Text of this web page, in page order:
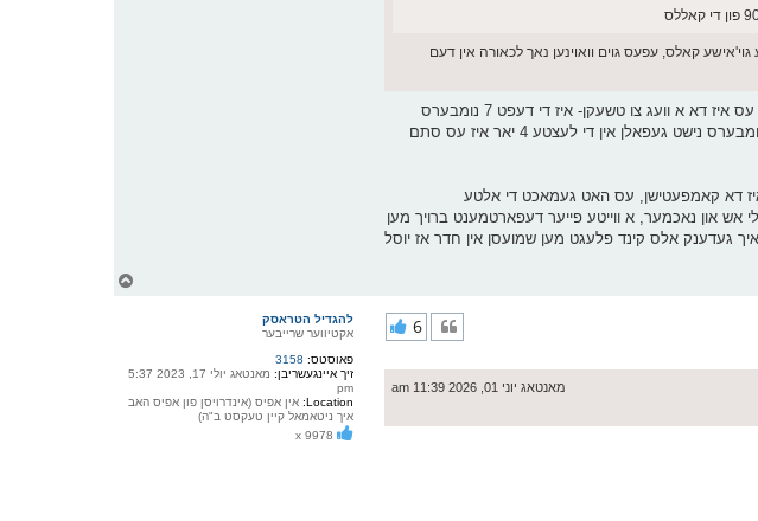
אלע גוי'אישע קאלס, עפעס גוים וואוינען נאך לכאורה אין דעם
דארפסט אויך רעכענען אז מצילי אש קאווערט לכאורה פיל א גרעסערע געגנט ווי ברוער, אויך -איך ווייס נישט אויב עס איז דא א וועג צו טשעקן- איז די דעפט 7 נומבערס
געפאלן זינט מצילי אש האט זיך אויפגעשטעלט? אויטאמאטישע אלארמס איז א גוטער תירוץ אבער אויב זענען די נומבערס נישט געפאלן אין די לעצטע 4 יאר איז עס סתם
איז דא קאמפעטישן, עס האט געמאכט די אלטע
און נאכמער, א ווייטע פייער דעפארטמענט ברויך מען
געדענק אלס קינד פלעגט מען שמועסן אין חדר אז יוסל
להגדיל הטראסק
אקטיווער שרייבער
פאוסטס: 3158
זיך איינגעשריבן:
מאנטאג יולי 17, 2023 5:37
pm
Location: אין אפיס (אינדרויסן פון אפיס האב
איך ניטאמאל קיין טעקסט ב"ה)
6
מאנטאג יוני 01, 2026 11:39 am